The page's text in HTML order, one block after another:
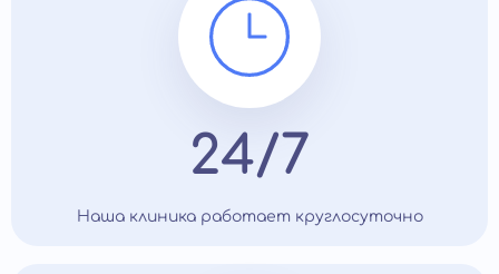
24/7
Наша клиника работает круглосуточно